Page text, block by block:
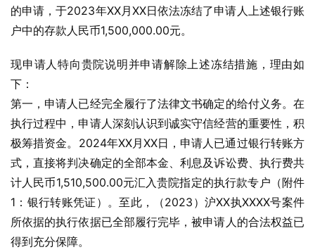
的申请，于2023年XX月XX日依法冻结了申请人上述银行账
户中的存款人民币1,500,000.00元。
现申请人特向贵院说明并申请解除上述冻结措施，理由如
下：
第一，申请人已经完全履行了法律文书确定的给付义务。在
执行过程中，申请人深刻认识到诚实守信经营的重要性，积
极筹措资金。2024年XX月XX日，申请人已通过银行转账方
式，直接将判决确定的全部本金、利息及诉讼费、执行费共
计人民币1,510,500.00元汇入贵院指定的执行款专户（附件
1：银行转账凭证）。至此，（2023）沪XX执XXXX号案件
所依据的执行依据已全部履行完毕，被申请人的合法权益已
得到充分保障。